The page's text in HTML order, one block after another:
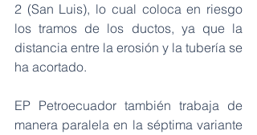
2 (San Luis), lo cual coloca en riesgo
los tramos de los ductos, ya que la
distancia entre la erosión y la tubería se
ha acortado.
EP Petroecuador también trabaja de
manera paralela en la séptima variante